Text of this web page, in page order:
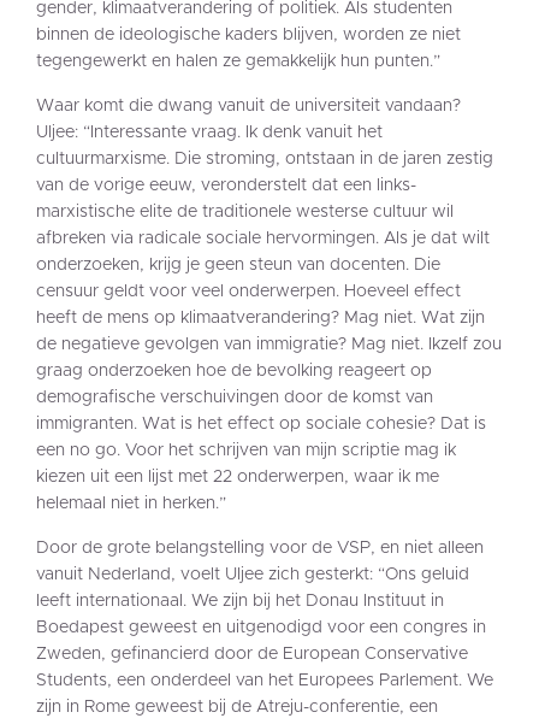
gender, klimaatverandering of politiek. Als studenten
binnen de ideologische kaders blijven, worden ze niet
tegengewerkt en halen ze gemakkelijk hun punten.”
Waar komt die dwang vanuit de universiteit vandaan?
Uljee: “Interessante vraag. Ik denk vanuit het
cultuurmarxisme. Die stroming, ontstaan in de jaren zestig
van de vorige eeuw, veronderstelt dat een links-
marxistische elite de traditionele westerse cultuur wil
afbreken via radicale sociale hervormingen. Als je dat wilt
onderzoeken, krijg je geen steun van docenten. Die
censuur geldt voor veel onderwerpen. Hoeveel effect
heeft de mens op klimaatverandering? Mag niet. Wat zijn
de negatieve gevolgen van immigratie? Mag niet. Ikzelf zou
graag onderzoeken hoe de bevolking reageert op
demografische verschuivingen door de komst van
immigranten. Wat is het effect op sociale cohesie? Dat is
een no go. Voor het schrijven van mijn scriptie mag ik
kiezen uit een lijst met 22 onderwerpen, waar ik me
helemaal niet in herken.”
Door de grote belangstelling voor de VSP, en niet alleen
vanuit Nederland, voelt Uljee zich gesterkt: “Ons geluid
leeft internationaal. We zijn bij het Donau Instituut in
Boedapest geweest en uitgenodigd voor een congres in
Zweden, gefinancierd door de European Conservative
Students, een onderdeel van het Europees Parlement. We
zijn in Rome geweest bij de Atreju-conferentie, een